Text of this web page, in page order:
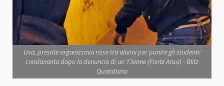
Usa, preside organizzava risse tra alunni per punire gli studenti:
condananta dopo la denuncia di un 13enne (Fonte Ansa) - Blitz
Quotidiano